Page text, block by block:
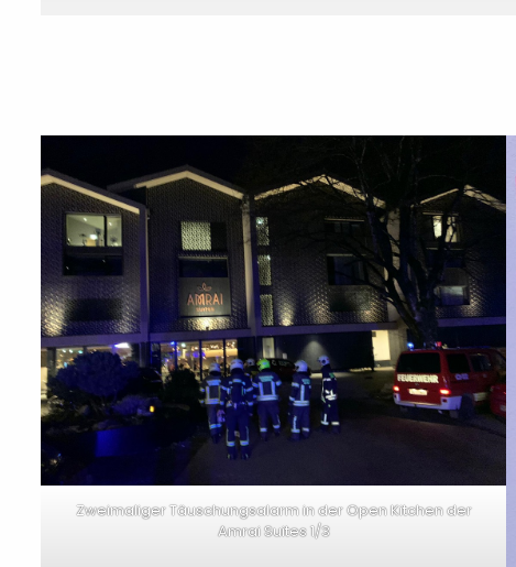
Zweimaliger Täuschungsalarm in der Open Kitchen der
Amrai Suites 1/3